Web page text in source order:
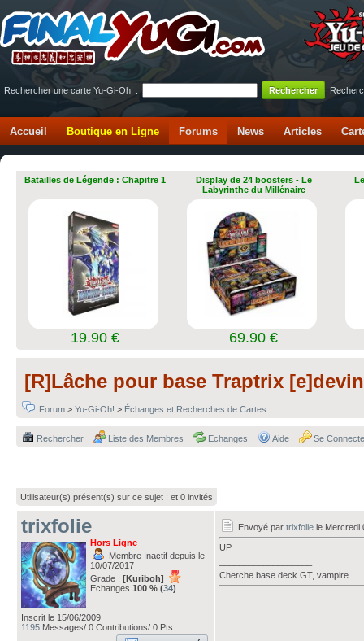
Rechercher une carte Yu-Gi-Oh! :
Accueil Boutique en Ligne Forums News Articles
Batailles de Légende : Chapitre 1
19.90 €
Display de 24 boosters - Le
Labyrinthe du Millénaire
69.90 €
[R]Lâche pour base Traptrix
Forum > Yu-Gi-Oh! > Échanges et Recherches de Cartes
Rechercher Liste des Membres Echanges Aide Se
Utilisateur(s) présent(s) sur ce sujet : et 0 invités
trixfolie
Hors Ligne
Membre Inactif depuis le
10/07/2017
Grade : [Kuriboh]
Echanges 100 % (34)
Inscrit le 15/06/2009
1195 Messages/ 0 Contributions/ 0 Pts
Envoyé par trixfolie le Mercredi
UP
Cherche base deck GT, vampire